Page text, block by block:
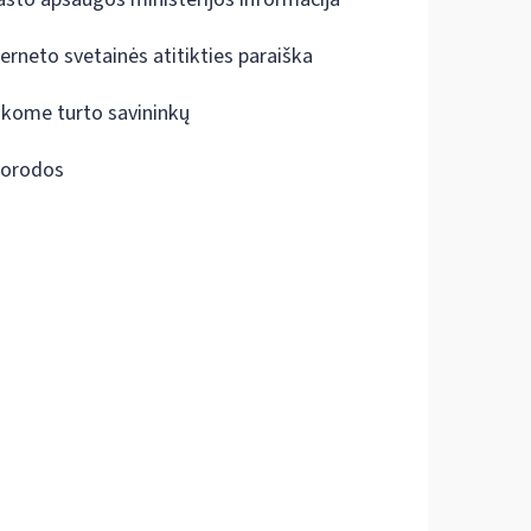
svetainės atitikties paraiška
turto savininkų